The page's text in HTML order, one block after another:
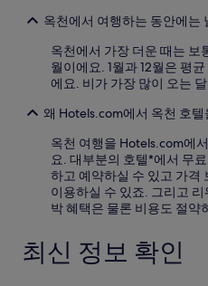
옥천에서 여행하는 동안에는
옥천에서 가장 더운 때는 보
월이에요. 1월과 12월은 평
에요. 비가 가장 많이 오는
왜 Hotels.com에서 옥천 호
옥천 여행을 Hotels.com에
요. 대부분의 호텔*에서 무
하고 예약하실 수 있고 가격
이용하실 수 있죠. 그리고
박 혜택은 물론 비용도 절약
최신 정보 확인